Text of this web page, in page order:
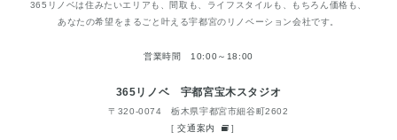
365リノベは住みたいエリアも、間取も、ライフスタイルも、もちろん価格も、
あなたの希望をまるごと叶える宇都宮のリノベーション会社です。
営業時間 10:00～18:00
365リノベ 宇都宮宝木スタジオ
〒320-0074 栃木県宇都宮市細谷町2602
[交通案内 ]